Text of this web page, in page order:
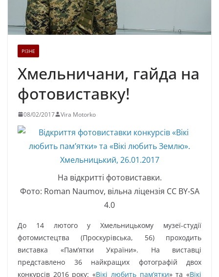
РІЗНЕ
Хмельничани, гайда на
фотовиставку!
08/02/2017 Vira Motorko
На відкритті фотовиставки.
Фото: Roman Naumov, вільна ліцензія CC BY-SA
4.0
До 14 лютого у Хмельницькому музеї-студії
фотомистецтва (Проскурівська, 56) проходить
виставка «Пам’ятки України». На виставці
представлено 36 найкращих фотографій двох
конкурсів 2016 року: «Вікі любить пам’ятки» та «Вікі